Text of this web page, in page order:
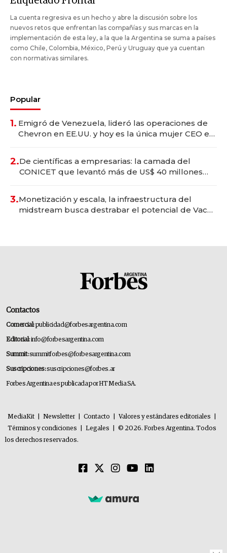
La cuenta regresiva es un hecho y abre la discusión sobre los
nuevos retos que enfrentan las compañías y sus marcas en la
implementación de esta ley, a la que la Argentina se suma a países
como Chile, Colombia, México, Perú y Uruguay que ya cuentan
con normativas similares.
Popular
1. Emigró de Venezuela, lideró las operaciones de
Chevron en EE.UU. y hoy es la única mujer CEO en
2.De científicas a empresarias: la camada del
CONICET que levantó más de US$ 40 millones
3.Monetización y escala, la infraestructura del
midstream busca destrabar el potencial de Vaca
Contactos
Comercial:publicidad@forbesargentina.com
Editorial:info@forbesargentina.com
Summit:summitforbes@forbesargentina.com
Suscripciones:suscripciones@forbes.ar
Forbes Argentina es publicada por HT Media SA.
MediaKit Newsletter Contacto Valores y estándares editoriales
Términos y condiciones
Legales
© 2026. Forbes Argentina. Todos
los derechos reservados.